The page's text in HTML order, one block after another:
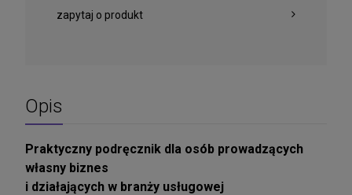
zapytaj o produkt
Opis
Praktyczny podręcznik dla osób prowadzących
własny biznes
i działających w branży usługowej